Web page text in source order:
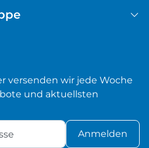
versenden wir jede Woche
und aktuellsten
Anmelden